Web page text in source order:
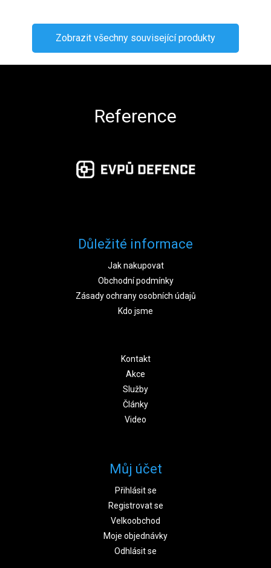
Zobrazit všechny související produkty
Reference
Důležité informace
Jak nakupovat
Obchodní podmínky
Zásady ochrany osobních údajů
Kdo jsme
Kontakt
Akce
Služby
Články
Video
Můj účet
Přihlásit se
Registrovat se
Velkoobchod
Moje objednávky
Odhlásit se